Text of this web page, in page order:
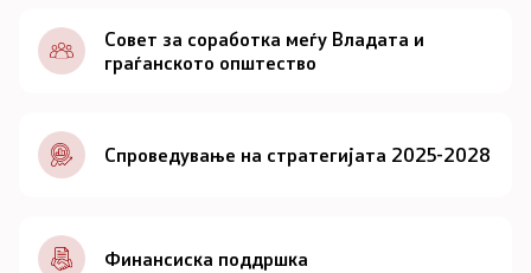
Документи
Совет
За советот
Совет за соработка меѓу Владата и
граѓанското општество
Спроведување на стратегијата 2025-2028
Финансиска поддршка